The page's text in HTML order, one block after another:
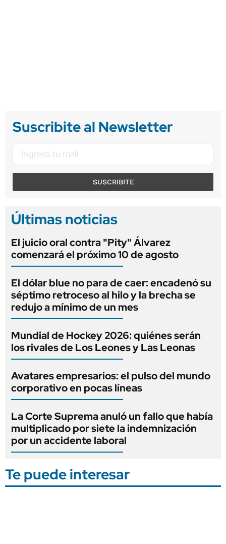
Suscribite al Newsletter
SUSCRIBITE
Últimas noticias
El juicio oral contra "Pity" Álvarez
comenzará el próximo 10 de agosto
El dólar blue no para de caer: encadenó su
séptimo retroceso al hilo y la brecha se
redujo a mínimo de un mes
Mundial de Hockey 2026: quiénes serán
los rivales de Los Leones y Las Leonas
Avatares empresarios: el pulso del mundo
corporativo en pocas líneas
La Corte Suprema anuló un fallo que había
multiplicado por siete la indemnización
por un accidente laboral
Te puede interesar